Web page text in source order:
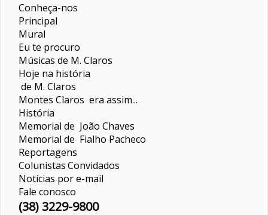
Conheça-nos
Principal
Mural
Eu te procuro
Músicas de M. Claros
Hoje na história
de M. Claros
Montes Claros era assim...
História
Memorial de João Chaves
Memorial de Fialho Pacheco
Reportagens
ColunistasConvidados
Notícias por e-mail
Fale conosco
(38) 3229-9800